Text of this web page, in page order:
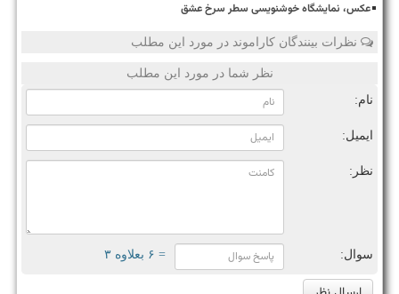
عکس، نمایشگاه خوشنویسی سطر سرخ عشق
نظرات بینندگان کاراموند در مورد این مطلب
نظر شما در مورد این مطلب
نام:
ایمیل:
نظر:
سوال: = ۶ بعلاوه ۳